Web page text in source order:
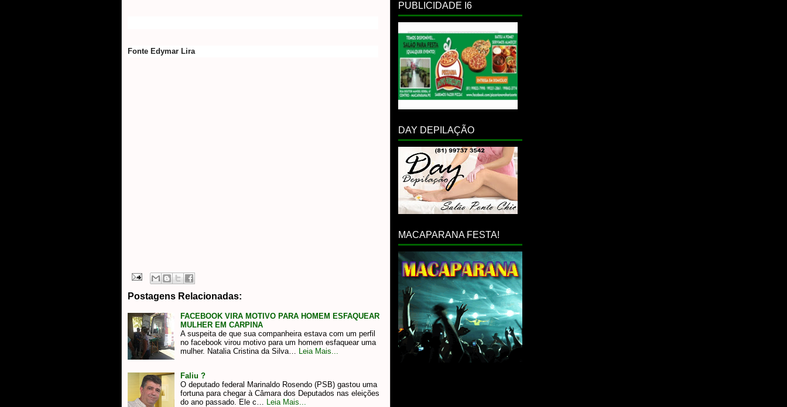
Fonte Edymar Lira
Postagens Relacionadas:
FACEBOOK VIRA MOTIVO PARA HOMEM ESFAQUEAR
MULHER EM CARPINA
A suspeita de que sua companheira estava com um perfil
no facebook virou motivo para um homem esfaquear uma
mulher. Natalia Cristina da Silva…
Leia Mais...
Faliu ?
O deputado federal Marinaldo Rosendo (PSB) gastou uma
fortuna para chegar à Câmara dos Deputados nas eleições
do ano passado. Ele c…
Leia Mais...
PUBLICIDADE I6
DAY DEPILAÇÃO
MACAPARANA FESTA!